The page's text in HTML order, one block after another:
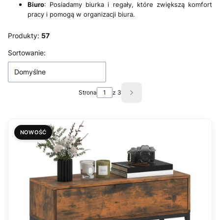
Biuro: Posiadamy biurka i regały, które zwiększą komfort
pracy i pomogą w organizacji biura.
Produkty: 57
Lista produktów
Sortowanie:
Domyślne
Strona z 3 Następne produkty
NOWOŚĆ